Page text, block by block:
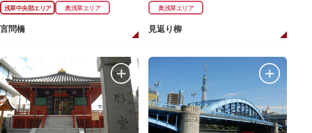
浅草中央部エリア 奥浅草エリア
言問橋
奥浅草エリア
見返り柳